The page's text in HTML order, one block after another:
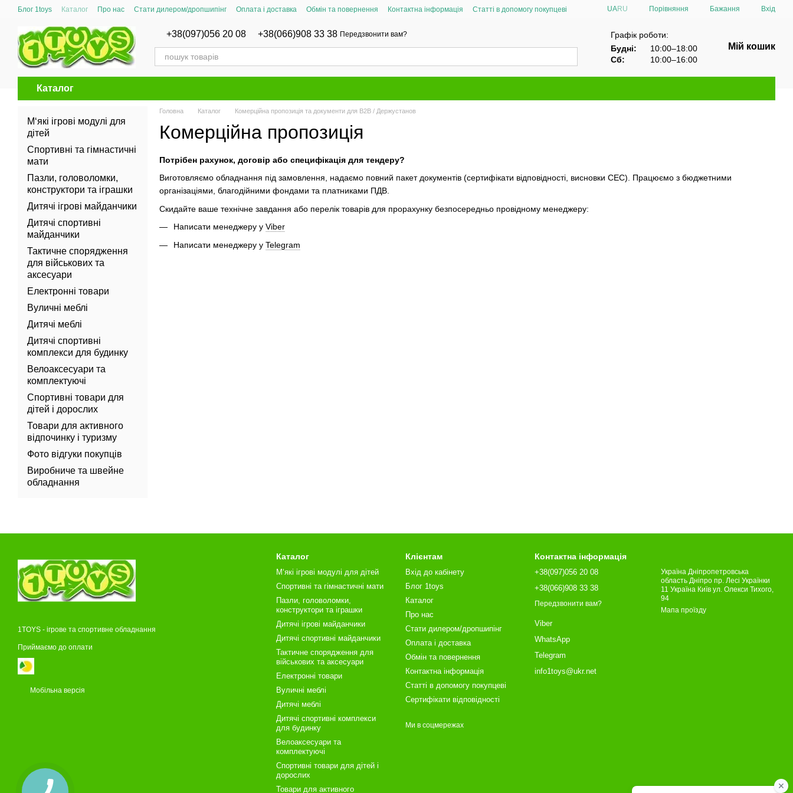
Перейти до основного контенту
Блог 1toys Каталог Про нас Стати дилером/дропшипінг Оплата і доставка Обмін та повернення Контактна інформація
Статті в допомогу покупцеві
UARU Порівняння Бажання Вхід
+38(097)056 20 08 +38(066)908 33 38 Передзвонити вам?
Графік роботи:
Будні:
10:00–18:00
Сб:
10:00–16:00
Мій кошик
Каталог
Головна Каталог Комерційна пропозиція та документи для B2B / Держустанов
Комерційна пропозиція
Потрібен рахунок, договір або специфікація для тендеру?
Виготовляємо обладнання під замовлення, надаємо повний пакет документів (сертифікати відповідності, висновки СЕС). Працюємо з бюджетними
організаціями, благодійними фондами та платниками ПДВ.
Скидайте ваше технічне завдання або перелік товарів для прорахунку безпосередньо провідному менеджеру:
Написати менеджеру у Viber
Написати менеджеру у Telegram
М‘які ігрові модулі для
дітей
Спортивні та гімнастичні
мати
Пазли, головоломки,
конструктори та іграшки
Дитячі ігрові майданчики
Дитячі спортивні
майданчики
Тактичне спорядження
для військових та
аксесуари
Електронні товари
Вуличні меблі
Дитячі меблі
Дитячі спортивні
комплекси для будинку
Велоаксесуари та
комплектуючі
Спортивні товари для
дітей і дорослих
Товари для активного
відпочинку і туризму
Фото відгуки покупців
Виробниче та швейне
обладнання
1TOYS - ігрове та спортивне обладнання
Приймаємо до оплати
Мобільна версія
Каталог
М‘які ігрові модулі для дітей
Спортивні та гімнастичні мати
Пазли, головоломки,
конструктори та іграшки
Дитячі ігрові майданчики
Дитячі спортивні майданчики
Тактичне спорядження для
військових та аксесуари
Електронні товари
Вуличні меблі
Дитячі меблі
Дитячі спортивні комплекси
для будинку
Велоаксесуари та
комплектуючі
Спортивні товари для дітей і
дорослих
Товари для активного
Клієнтам
Вхід до кабінету
Блог 1toys
Каталог
Про нас
Стати дилером/дропшипінг
Оплата і доставка
Обмін та повернення
Контактна інформація
Статті в допомогу покупцеві
Сертифікати відповідності
Ми в соцмережах
Контактна інформація
+38(097)056 20 08
+38(066)908 33 38
Передзвонити вам?
Viber
WhatsApp
Telegram
info1toys@ukr.net
Україна Дніпропетровська
область Дніпро пр. Лесі Українки
11 Україна Київ ул. Олекси Тихого,
94
Мапа проїзду